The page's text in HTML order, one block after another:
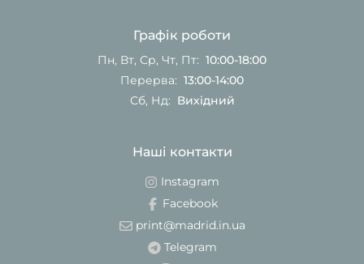
Графік роботи
Пн, Вт, Ср, Чт, Пт: 10:00-18:00
Перерва: 13:00-14:00
Сб, Нд: Вихідний
Наші контакти
Instagram
Facebook
print@madrid.in.ua
Telegram